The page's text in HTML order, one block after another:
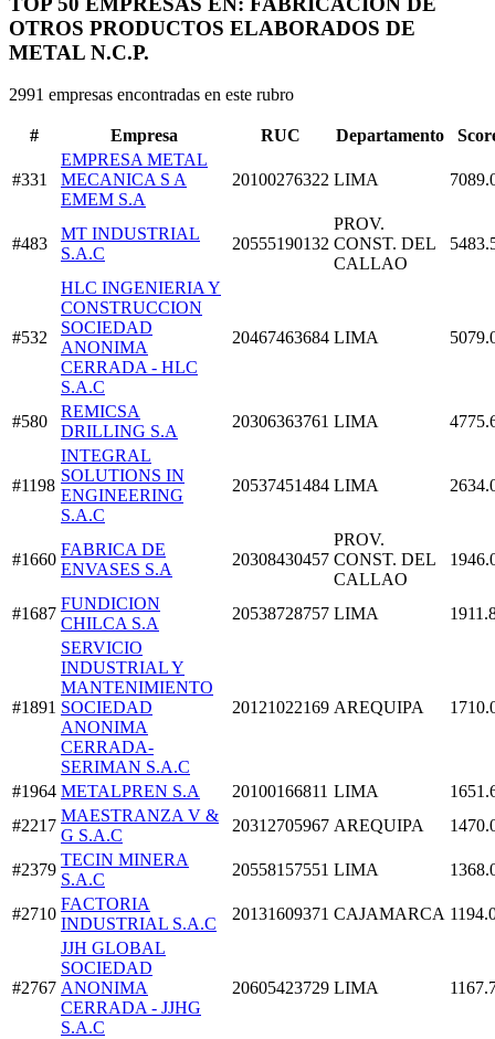
OTROS PRODUCTOS ELABORADOS DE
METAL N.C.P.
2991 empresas encontradas en este rubro
# Empresa RUC Departamento
#331
EMPRESA METAL
MECANICA S A
EMEM S.A
20100276322 LIMA
#483
MT INDUSTRIAL
S.A.C
20555190132
PROV.
CONST. DEL
CALLAO
#532
HLC INGENIERIA Y
CONSTRUCCION
SOCIEDAD
ANONIMA
CERRADA - HLC
S.A.C
20467463684 LIMA
#580
REMICSA
DRILLING S.A
20306363761 LIMA
#1198
INTEGRAL
SOLUTIONS IN
ENGINEERING
S.A.C
20537451484 LIMA
#1660
FABRICA DE
ENVASES S.A
20308430457
PROV.
CONST. DEL
CALLAO
#1687
FUNDICION
CHILCA S.A
20538728757 LIMA
#1891
SERVICIO
INDUSTRIAL Y
MANTENIMIENTO
SOCIEDAD
ANONIMA
CERRADA-
SERIMAN S.A.C
20121022169 AREQUIPA
#1964 METALPREN S.A 20100166811 LIMA
#2217
MAESTRANZA V &
G S.A.C
20312705967 AREQUIPA
#2379
TECIN MINERA
S.A.C
20558157551 LIMA
#2710
FACTORIA
INDUSTRIAL S.A.C
20131609371 CAJAMARCA
#2767
JJH GLOBAL
SOCIEDAD
ANONIMA
CERRADA - JJHG
S.A.C
20605423729 LIMA